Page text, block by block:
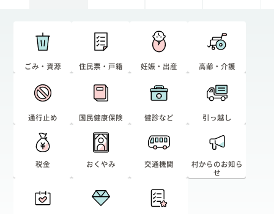
防災情報
村役場窓口案内
ごみ・資源 住民票・戸籍 妊娠・出産 高齢・介護
通行止め 国民健康保険 健診など 引っ越し
税金 おくやみ 交通機関
村からのお知ら
せ